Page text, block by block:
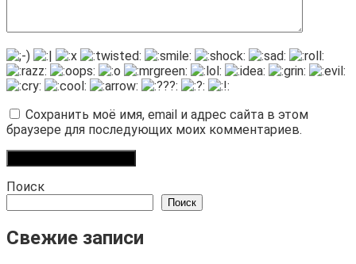
Сохранить моё имя, email и адрес сайта в этом
браузере для последующих моих комментариев.
Поиск
Поиск
Свежие записи